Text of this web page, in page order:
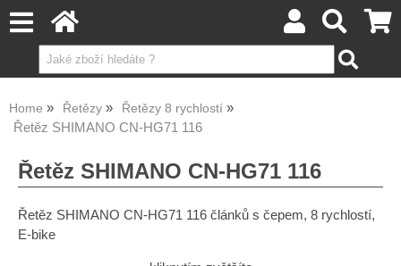
Home Řetězy Řetězy 8 rychlostí
Řetěz SHIMANO CN-HG71 116
Řetěz SHIMANO CN-HG71 116
Řetěz SHIMANO CN-HG71 116 článků s čepem, 8 rychlostí,
E-bike